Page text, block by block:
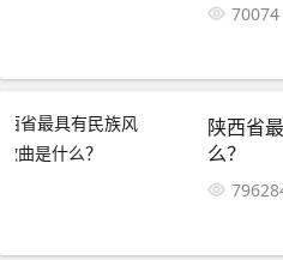
70074
陕西省
么？